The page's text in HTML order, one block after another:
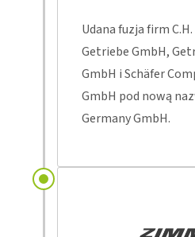
Udana fuzja firm
Getriebe GmbH,
GmbH i Schäfer
GmbH pod nową
Germany GmbH.